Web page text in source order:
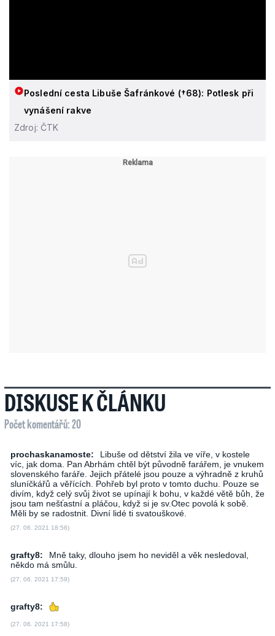
Poslední cesta Libuše Šafránkové (†68): Potlesk při
vynášení rakve
Zdroj: ČTK
DISKUSE K ČLÁNKU
Počet komentářů: 20
prochaskanamoste:
Libuše od dětství žila ve víře, v kostele
víc, jak doma. Pan Abrhám chtěl být původně farářem, je vnukem
slovenského faráře. Jejich přátelé jsou pouze a výhradně z kruhů
sluníčkářů a věřících. Pohřeb byl proto v tomto duchu. Pouze se
divím, když celý svůj život se upínají k bohu, v každé větě bůh, že
jsou tam nešťastní a pláčou, když si je sv.Otec povolá k sobě.
Měli by se radostnit. Divní lidé ti svatouškové.
(27. 06. 2021 18:56)
grafty8:
Mně taky, dlouho jsem ho neviděl a věk nesledoval,
někdo má smůlu.
(27. 06. 2021 17:59)
grafty8:
(27. 06. 2021 17:58)